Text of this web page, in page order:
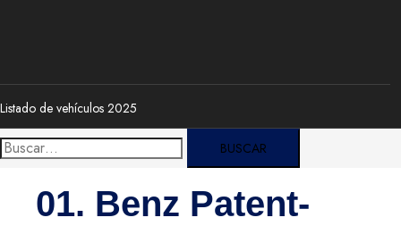
Listado de vehículos 2025
Buscar:
01. Benz Patent-